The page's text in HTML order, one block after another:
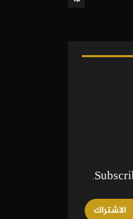
الاشتراك